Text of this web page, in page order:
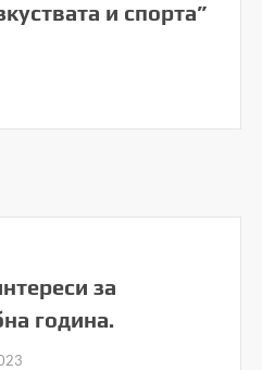
и спорта”
за
година.